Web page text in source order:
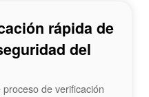
rápida de
del
de verificación